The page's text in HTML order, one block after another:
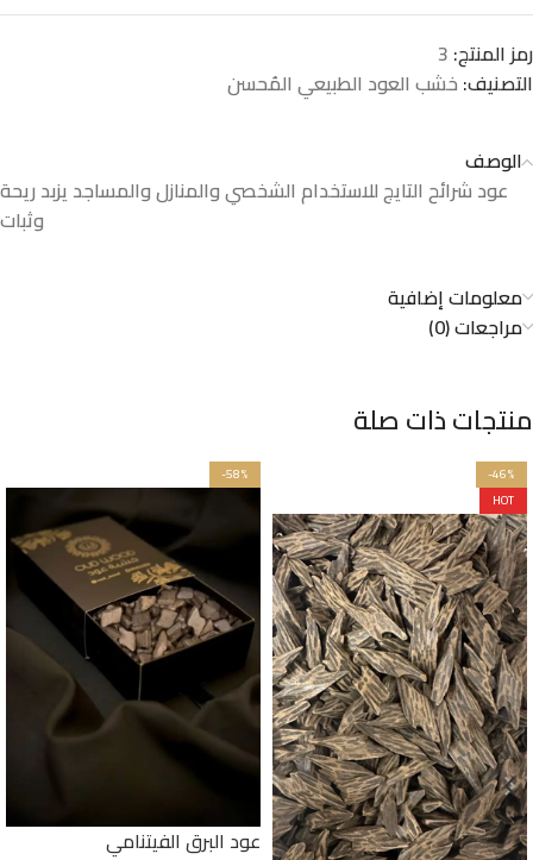
رمز المنتج: 3
التصنيف: خشب العود الطبيعي المُحسن
الوصف
عود شرائح التايج للاستخدام الشخصي والمنازل والمساجد يزبد ريحة
وثبات
معلومات إضافية
مراجعات (0)
منتجات ذات صلة
-46%
HOT
-58%
عود البرق الفيتنامي